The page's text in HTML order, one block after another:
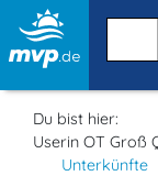
Du bist hier:
Userin OT Groß
Unterkünfte